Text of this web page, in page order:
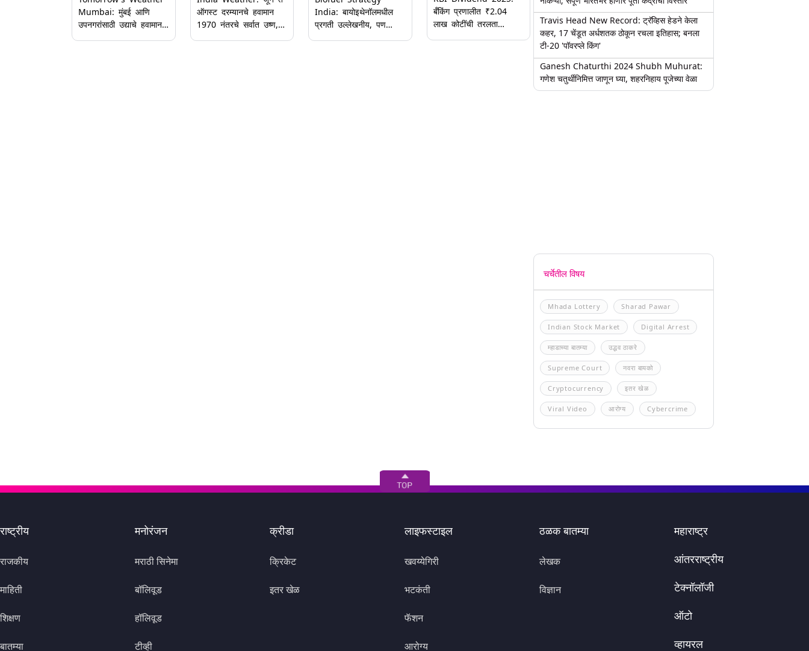
Mumbai: मुंबई आणि
उपनगरांसाठी उद्याचे हवामान
ऑगस्ट दरम्यानचे हवामान
1970 नंतरचे सर्वात उष्ण,
India: बायोइथेनॉलमधील
प्रगती उल्लेखनीय, पण
बँकिंग प्रणालीत ₹2.04
लाख कोटींची तरलता
Travis Head New Record: ट्रॅव्हिस हेडने केला
कहर, 17 चेंडूत अर्धशतक ठोकून रचला इतिहास; बनला
टी-20 'पॉवरप्ले किंग'
Ganesh Chaturthi 2024 Shubh Muhurat:
गणेश चतुर्थीनिमित्त जाणून घ्या, शहरनिहाय पूजेच्या वेळा
चर्चेतील विषय
Mhada Lottery Sharad Pawar
Indian Stock Market Digital Arrest
म्हाडाच्या बातम्या उद्धव ठाकरे
Supreme Court नवरा बायको
Cryptocurrency इतर खेळ
Viral Video आरोग्य Cybercrime
राष्ट्रीय
राजकीय
माहिती
शिक्षण
बातम्या
मनोरंजन
मराठी सिनेमा
बॉलिवूड
हॉलिवूड
टीव्ही
क्रीडा
क्रिकेट
इतर खेळ
लाइफस्टाइल
खवय्येगिरी
भटकंती
फॅशन
आरोग्य
ठळक बातम्या
लेखक
विज्ञान
महाराष्ट्र
आंतरराष्ट्रीय
टेक्नॉलॉजी
ऑटो
व्हायरल